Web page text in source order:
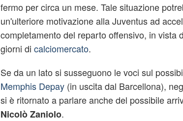
fermo per circa un mese. Tale situazione
un'ulteriore motivazione alla Juventus ad
completamento del reparto offensivo, in vista
giorni di calciomercato.
Se da un lato si susseguono le voci sul
Memphis Depay(in uscita dal Barcellona),
si è ritornato a parlare anche del possibile
Nicolò Zaniolo.